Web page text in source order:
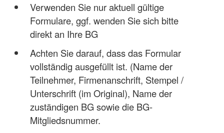
Verwenden Sie nur aktuell gültige
Formulare, ggf. wenden Sie sich bitte
direkt an Ihre BG
Achten Sie darauf, dass das Formular
vollständig ausgefüllt ist. (Name der
Teilnehmer, Firmenanschrift, Stempel /
Unterschrift (im Original), Name der
zuständigen BG sowie die BG-
Mitgliedsnummer.